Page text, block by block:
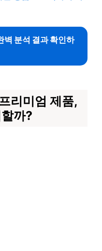
벽 분석 결과 확인하
리미엄 제품,
까?